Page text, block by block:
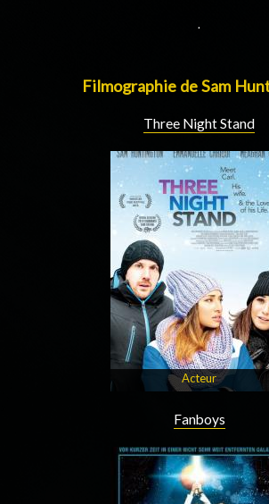
.
Filmographie de Sam
Three Night Stand
Acteur
Fanboys